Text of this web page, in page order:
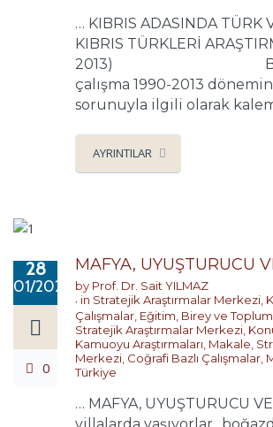
… KIBRIS ADASINDA TÜRK
KIBRIS TÜRKLERİ
2013) Bu
çalışma 1990-2013
sorunuyla ilgili olarak
AYRINTILAR
28
01/2020
0
MAFYA, UYUŞTURUCU
by Prof. Dr. Sait YILMAZ
in Stratejik Araştırmalar Merkezi,
Çalışmalar, Eğitim, Birey ve Toplum
Stratejik Araştırmalar Merkezi,
Kamuoyu Araştırmaları, Makale,
Merkezi, Coğrafi Bazlı Çalışmalar,
Türkiye
… MAFYA, UYUŞTURUCU